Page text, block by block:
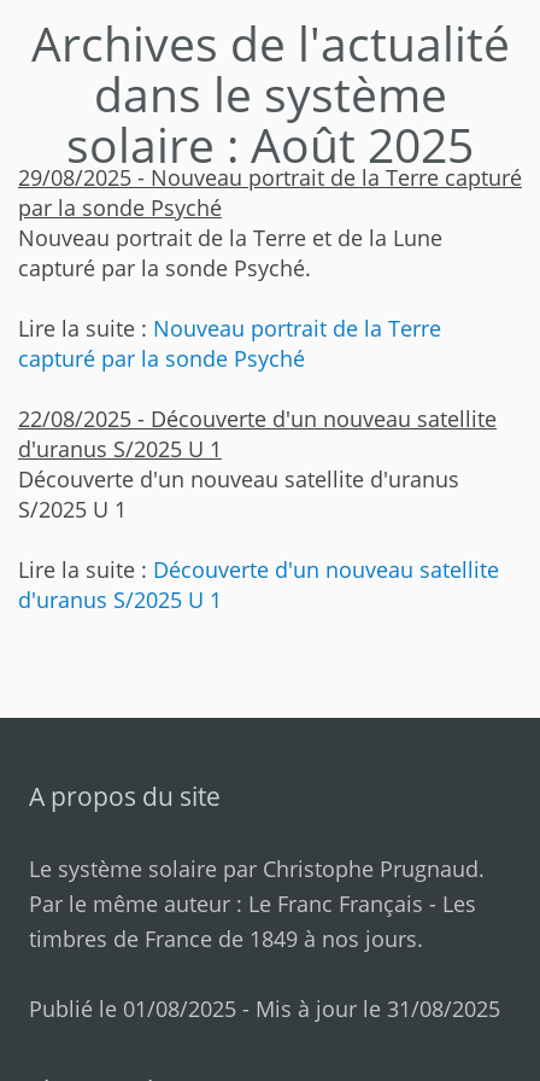
Archives de l'actualité
dans le système
solaire : Août 2025
29/08/2025 - Nouveau portrait de la Terre capturé
par la sonde Psyché
Nouveau portrait de la Terre et de la Lune
capturé par la sonde Psyché.
Lire la suite : Nouveau portrait de la Terre
capturé par la sonde Psyché
22/08/2025 - Découverte d'un nouveau satellite
d'uranus S/2025 U 1
Découverte d'un nouveau satellite d'uranus
S/2025 U 1
Lire la suite : Découverte d'un nouveau satellite
d'uranus S/2025 U 1
A propos du site
Le système solaire par Christophe Prugnaud.
Par le même auteur : Le Franc Français - Les
timbres de France de 1849 à nos jours.
Publié le 01/08/2025 - Mis à jour le 31/08/2025